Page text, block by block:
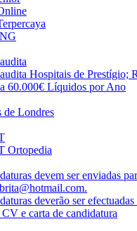
Hospitais de Prestígio;
60.000€ Líquidos por Ano
de Londres
Ortopedia
devem ser enviadas
deverão ser
e carta de candidatura